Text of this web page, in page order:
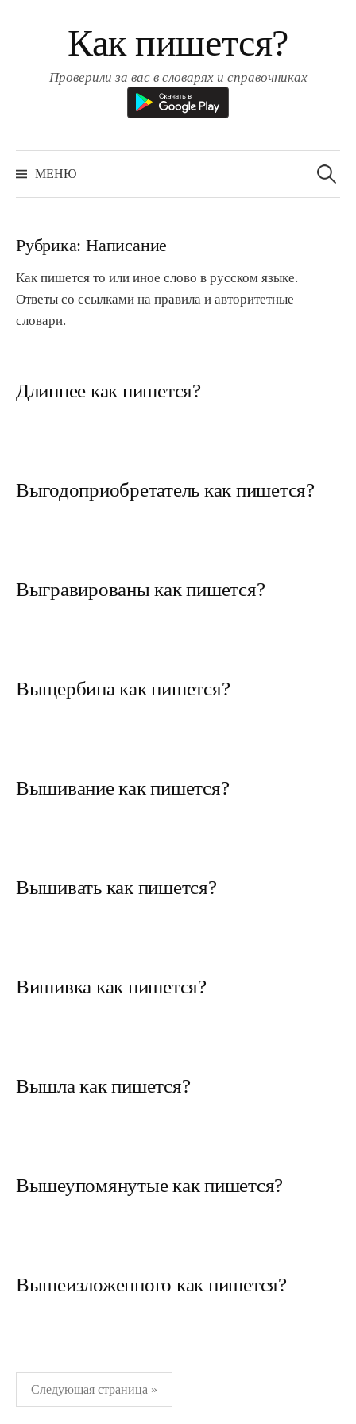
содержимомуКак пишется?
Проверили за вас в словарях и справочниках
МЕНЮ Найти:
Рубрика:Написание
Как пишется то или иное слово в русском языке.
Ответы со ссылками на правила и авторитетные
словари.
Длиннее как пишется?
Выгодоприобретатель как пишется?
Выгравированы как пишется?
Выщербина как пишется?
Вышивание как пишется?
Вышивать как пишется?
Вишивка как пишется?
Вышла как пишется?
Вышеупомянутые как пишется?
Вышеизложенного как пишется?
Пагинация
записей
Следующая страница »